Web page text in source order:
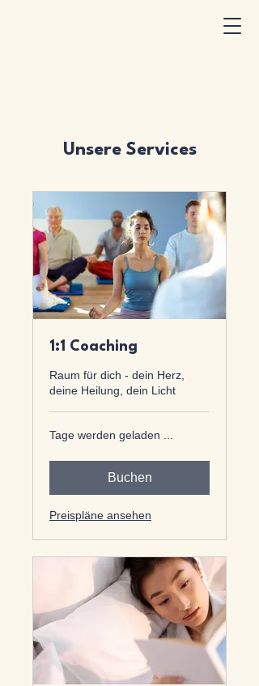
Unsere Services
1:1 Coaching
Raum für dich - dein Herz,
deine Heilung, dein Licht
Tage werden geladen ...
Buchen
Preispläne ansehen